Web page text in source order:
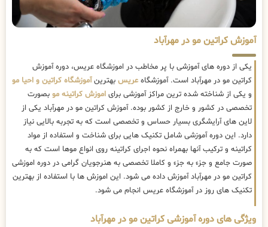
آموزش کراتین مو در مهرآباد
یکی از دوره های آموزشی با پر مخاطب در اموزشگاه عریس، دوره آموزش
کراتین مو در مهرآباد است. آموزشگاه عریس بهترینآموزشگاه کراتین و احیا مو
و یکی از شناخته شده ترین مراکز آموزشی برای اموزش کراتینه مو بصورت
تخصصی در کشور و خارج از کشور بوده. آموزش کراتین مو در مهرآباد یکی از
لاین های آرایشگری بسیار حساس و تخصصی است که به تجربه بالایی نیاز
دارد. این دوره آموزشی شامل تکنیک هایی برای شناخت و استفاده از مواد
کراتینه و ترکیب آنها بهمراه نحوه اجرای کراتینه روی انواع موها است که به
صورت جامع و جزء به جزء و کاملا تخصصی به هنرجویان گرامی در دوره اموزشی
کراتین مو در مهرآباد آموزش داده می شود. این اموزش ها با استفاده از بهترین
تکنیک های روز در آموزشگاه عریس انجام می شود.
ویژگی های دوره آموزشی کراتین مو در مهرآباد